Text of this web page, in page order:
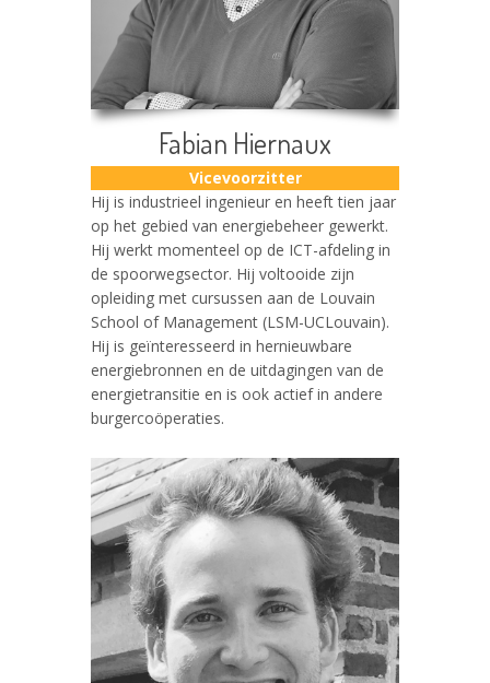
Fabian Hiernaux
Vicevoorzitter
Hij is industrieel ingenieur en heeft tien jaar
op het gebied van energiebeheer gewerkt.
Hij werkt momenteel op de ICT-afdeling in
de spoorwegsector. Hij voltooide zijn
opleiding met cursussen aan de Louvain
School of Management (LSM-UCLouvain).
Hij is geïnteresseerd in hernieuwbare
energiebronnen en de uitdagingen van de
energietransitie en is ook actief in andere
burgercoöperaties.